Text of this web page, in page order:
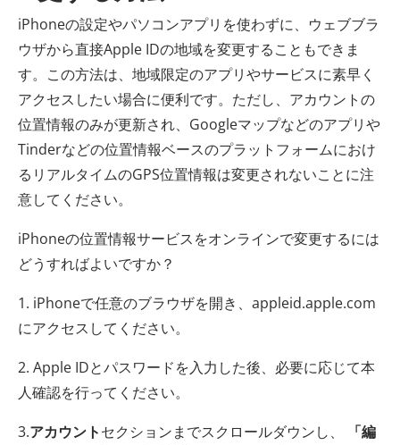
iPhoneの設定やパソコンアプリを使わずに、ウェブブラ
ウザから直接Apple IDの地域を変更することもできま
す。この方法は、地域限定のアプリやサービスに素早く
アクセスしたい場合に便利です。ただし、アカウントの
位置情報のみが更新され、Googleマップなどのアプリや
Tinderなどの位置情報ベースのプラットフォームにおけ
るリアルタイムのGPS位置情報は変更されないことに注
意してください。
iPhoneの位置情報サービスをオンラインで変更するには
どうすればよいですか？
1. iPhoneで任意のブラウザを開き、appleid.apple.com
にアクセスしてください。
2. Apple IDとパスワードを入力した後、必要に応じて本
人確認を行ってください。
3.アカウントセクションまでスクロールダウンし、
「編